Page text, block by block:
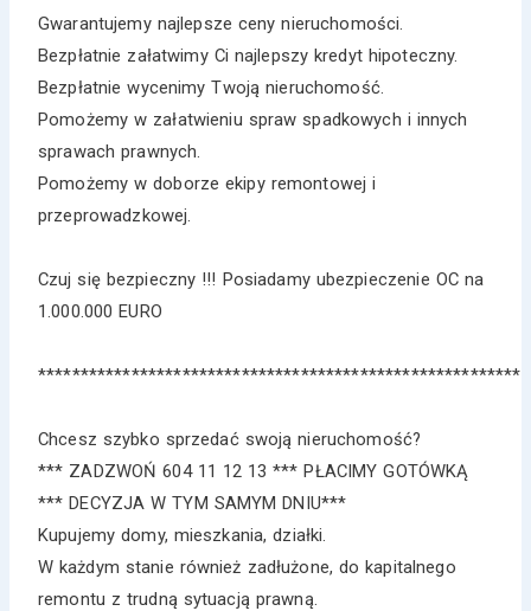
Gwarantujemy najlepsze ceny nieruchomości.
Bezpłatnie załatwimy Ci najlepszy kredyt hipoteczny.
Bezpłatnie wycenimy Twoją nieruchomość.
Pomożemy w załatwieniu spraw spadkowych i innych
sprawach prawnych.
Pomożemy w doborze ekipy remontowej i
przeprowadzkowej.
Czuj się bezpieczny !!! Posiadamy ubezpieczenie OC na
1.000.000 EURO
*********************************************************
Chcesz szybko sprzedać swoją nieruchomość?
*** ZADZWOŃ 604 11 12 13 *** PŁACIMY GOTÓWKĄ
*** DECYZJA W TYM SAMYM DNIU***
Kupujemy domy, mieszkania, działki.
W każdym stanie również zadłużone, do kapitalnego
remontu z trudną sytuacją prawną.